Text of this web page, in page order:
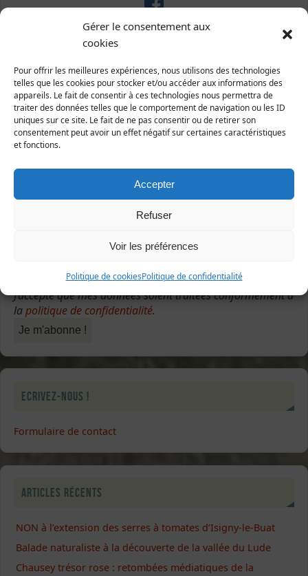
Gérer le consentement aux
cookies
Pour offrir les meilleures expériences, nous utilisons des technologies
telles que les cookies pour stocker et/ou accéder aux informations des
appareils. Le fait de consentir à ces technologies nous permettra de
traiter des données telles que le comportement de navigation ou les ID
uniques sur ce site. Le fait de ne pas consentir ou de retirer son
consentement peut avoir un effet négatif sur certaines caractéristiques
et fonctions.
Accepter
Refuser
Voir les préférences
Politique de cookiesPolitique de confidentialité
Abonnez-vous à notre newsletter
Sélectionner une ou plusieurs listes :
J’accepte que mes données soient traitées conformément à
lapolitique de confidentialité.
Ecrivez-nous !
Formulaire de contact
Articles récents
NON à l’extension des serres à tomates d’Isigny-le-Buat
Balade naturaliste à la découverte de la vallée du Lude
Chausey trésor rose : retombées médiatiques de la